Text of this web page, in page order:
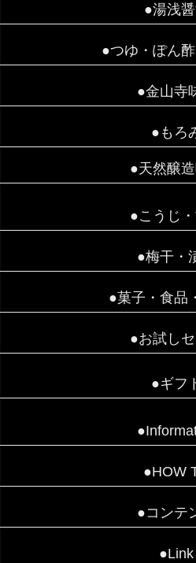
●湯浅
●つゆ・ぽん
●金山寺
●もろ
●天然醸
●こうじ
●梅干・
●菓子・食品
●お試し
●ギフ
●HOW
●コンテ
●Link